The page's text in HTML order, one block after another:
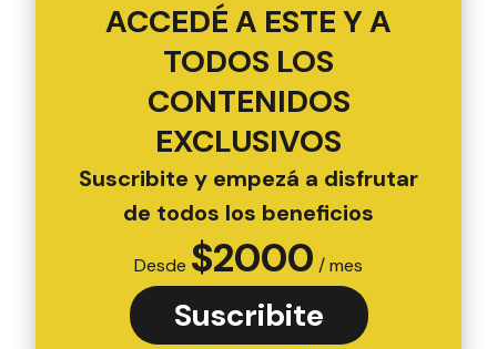
ACCEDÉ A ESTE Y A
TODOS LOS
CONTENIDOS
EXCLUSIVOS
Suscribite y empezá a disfrutar
de todos los beneficios
Desde $2000 / mes
Suscribite